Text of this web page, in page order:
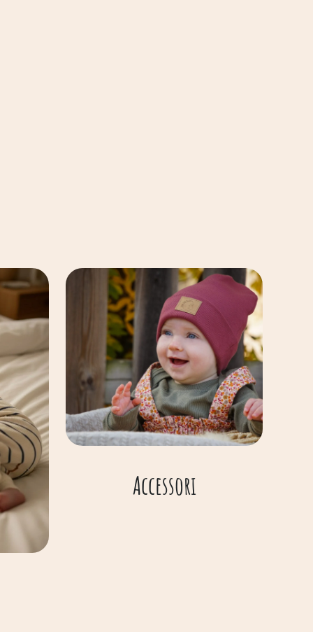
Accessori